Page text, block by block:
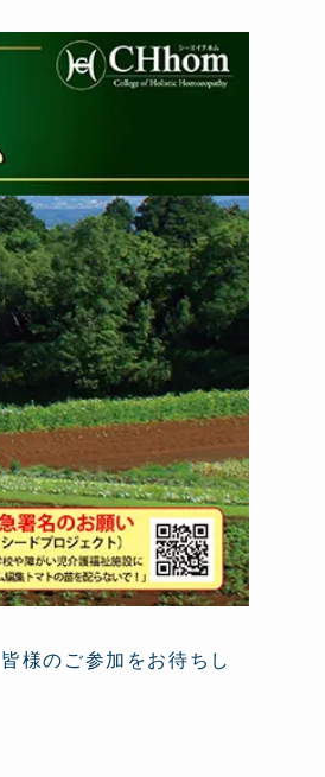
様のご参加をお待ちし